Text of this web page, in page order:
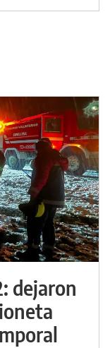
dejaron